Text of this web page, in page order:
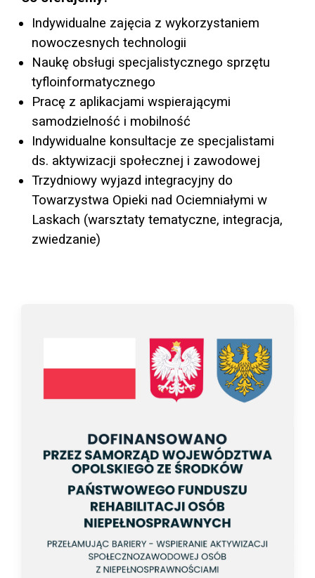
Indywidualne zajęcia z wykorzystaniem
nowoczesnych technologii
Naukę obsługi specjalistycznego sprzętu
tyfloinformatycznego
Pracę z aplikacjami wspierającymi
samodzielność i mobilność
Indywidualne konsultacje ze specjalistami
ds. aktywizacji społecznej i zawodowej
Trzydniowy wyjazd integracyjny do
Towarzystwa Opieki nad Ociemniałymi w
Laskach (warsztaty tematyczne, integracja,
zwiedzanie)